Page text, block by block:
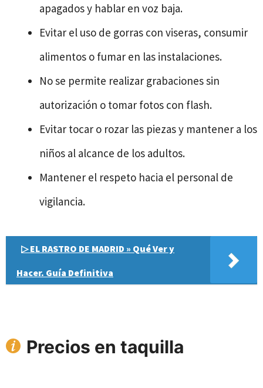
apagados y hablar en voz baja.
Evitar el uso de gorras con viseras, consumir
alimentos o fumar en las instalaciones.
No se permite realizar grabaciones sin
autorización o tomar fotos con flash.
Evitar tocar o rozar las piezas y mantener a los
niños al alcance de los adultos.
Mantener el respeto hacia el personal de
vigilancia.
▷ EL RASTRO DE MADRID » Qué Ver y
Hacer. Guía Definitiva
Precios en taquilla